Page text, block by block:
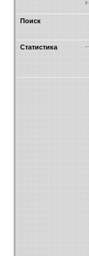
Поиск
Статистика